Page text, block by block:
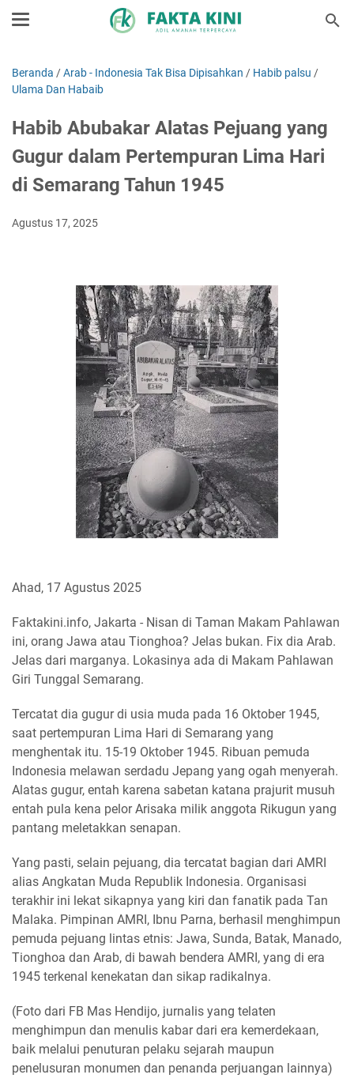
Beranda /Arab - Indonesia Tak Bisa Dipisahkan / Habib palsu /
Ulama Dan Habaib
Habib Abubakar Alatas Pejuang yang
Gugur dalam Pertempuran Lima Hari
di Semarang Tahun 1945
Agustus 17, 2025
Ahad, 17 Agustus 2025
Faktakini.info, Jakarta - Nisan di Taman Makam Pahlawan
ini, orang Jawa atau Tionghoa? Jelas bukan. Fix dia Arab.
Jelas dari marganya. Lokasinya ada di Makam Pahlawan
Giri Tunggal Semarang.
Tercatat dia gugur di usia muda pada 16 Oktober 1945,
saat pertempuran Lima Hari di Semarang yang
menghentak itu. 15-19 Oktober 1945. Ribuan pemuda
Indonesia melawan serdadu Jepang yang ogah menyerah.
Alatas gugur, entah karena sabetan katana prajurit musuh
entah pula kena pelor Arisaka milik anggota Rikugun yang
pantang meletakkan senapan.
Yang pasti, selain pejuang, dia tercatat bagian dari AMRI
alias Angkatan Muda Republik Indonesia. Organisasi
terakhir ini lekat sikapnya yang kiri dan fanatik pada Tan
Malaka. Pimpinan AMRI, Ibnu Parna, berhasil menghimpun
pemuda pejuang lintas etnis: Jawa, Sunda, Batak, Manado,
Tionghoa dan Arab, di bawah bendera AMRI, yang di era
1945 terkenal kenekatan dan sikap radikalnya.
(Foto dari FB Mas Hendijo, jurnalis yang telaten
menghimpun dan menulis kabar dari era kemerdekaan,
baik melalui penuturan pelaku sejarah maupun
penelusuran monumen dan penanda perjuangan lainnya)